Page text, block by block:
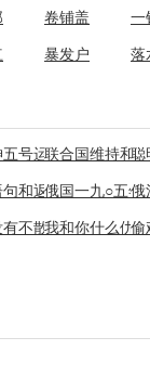
卷铺盖 一
暴发户 落
号运载火箭
联合国维持和聪
和返回语句
俄国一九○五年
俄
有不散的筵席
我和你什么仇偷